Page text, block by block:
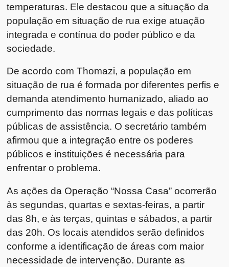
temperaturas. Ele destacou que a situação da
população em situação de rua exige atuação
integrada e contínua do poder público e da
sociedade.
De acordo com Thomazi, a população em
situação de rua é formada por diferentes perfis e
demanda atendimento humanizado, aliado ao
cumprimento das normas legais e das políticas
públicas de assistência. O secretário também
afirmou que a integração entre os poderes
públicos e instituições é necessária para
enfrentar o problema.
As ações da Operação “Nossa Casa” ocorrerão
às segundas, quartas e sextas-feiras, a partir
das 8h, e às terças, quintas e sábados, a partir
das 20h. Os locais atendidos serão definidos
conforme a identificação de áreas com maior
necessidade de intervenção. Durante as